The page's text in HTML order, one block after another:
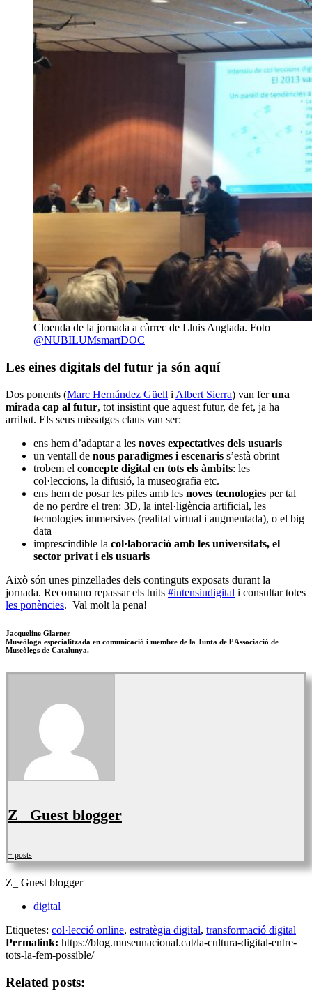
Cloenda de la jornada a càrrec de Lluis Anglada. Foto
@NUBILUMsmartDOC
Les eines digitals del futur ja són aquí
Dos ponents (Marc Hernández Güell i Albert Sierra) van feruna
mirada cap al futur, tot insistint que aquest futur, de fet, ja ha
arribat. Els seus missatges claus van ser:
ens hem d’adaptar a les noves expectatives dels usuaris
un ventall de nous paradigmes i escenaris s’està obrint
trobem el concepte digital en tots els àmbits: les
col·leccions, la difusió, la museografia etc.
ens hem de posar les piles amb les noves tecnologies per tal
de no perdre el tren: 3D, la intel·ligència artificial, les
tecnologies immersives (realitat virtual i augmentada), o el big
data
imprescindible la col·laboració amb les universitats, el
sector privat i els usuaris
Això són unes pinzellades dels continguts exposats durant la
jornada. Recomano repassar els tuits #intensiudigital i consultar totes
les ponències. Val molt la pena!
Jacqueline Glarner
Museòloga especialitzada en comunicació i membre de la Junta de l’Associació de
Museòlegs de Catalunya.
Z_ Guest blogger
+ posts
Z_ Guest blogger
digital
Etiquetes: col·lecció online, estratègia digital, transformació digital
Permalink: https://blog.museunacional.cat/la-cultura-digital-entre-
tots-la-fem-possible/
Related posts: